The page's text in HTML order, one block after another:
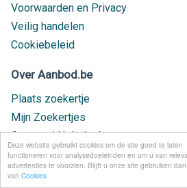
Deze website gebruikt cookies om de site goed te laten
functioneren voor analysedoeleinden en om u van
advertenties te voorzien. Blijft u onze site gebruiken
van Cookies
Voorwaarden en Privacy
Veilig handelen
Cookiebeleid
Over Aanbod.be
Plaats zoekertje
Mijn Zoekertjes
Contact / Helpdesk
Nieuw geplaatst